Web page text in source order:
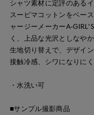
シャツ素材に定評のある
スーピマコットンをベー
ャージーメーカーA-
く、上品な光沢としなや
生地切り替えで、デザイ
接触冷感、シワになりに
・水洗い可
■サンプル撮影商品